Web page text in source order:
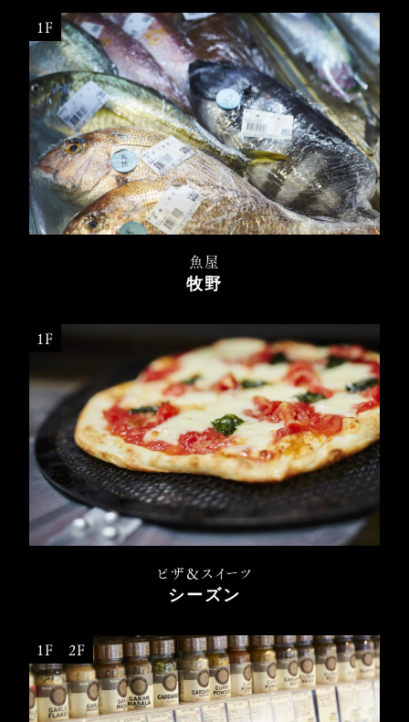
1F
魚屋
牧野
1F
ピザ＆スイーツ
シーズン
1F 2F